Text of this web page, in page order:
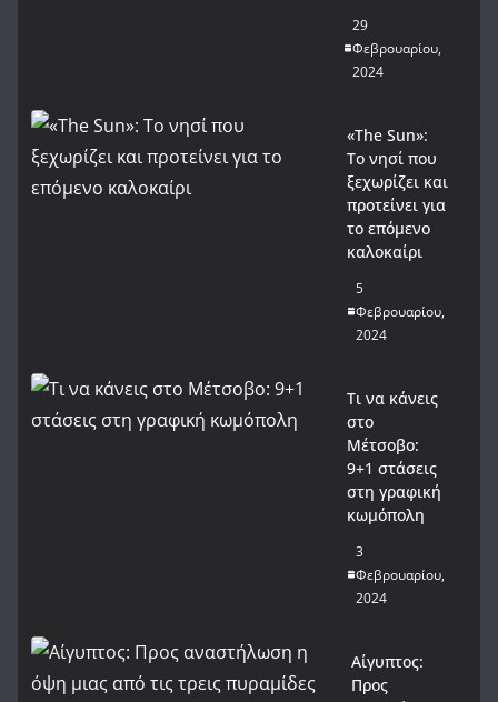
29
Φεβρουαρίου,
2024
«The Sun»:
Το νησί που
ξεχωρίζει και
προτείνει για
το επόμενο
καλοκαίρι
5
Φεβρουαρίου,
2024
Τι να κάνεις
στο
Μέτσοβο:
9+1 στάσεις
στη γραφική
κωμόπολη
3
Φεβρουαρίου,
2024
Αίγυπτος:
Προς